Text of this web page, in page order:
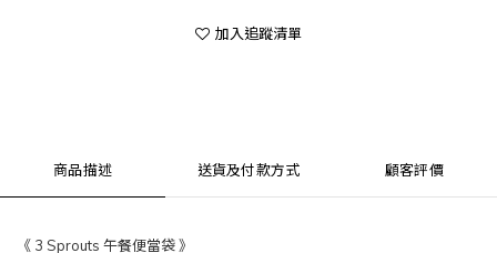
加入追蹤清單
商品描述 送貨及付款方式 顧客評價
《 3 Sprouts 午餐便當袋 》